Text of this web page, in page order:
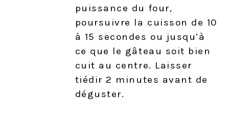
puissance du four,
poursuivre la cuisson de 10
à 15 secondes ou jusqu’à
ce que le gâteau soit bien
cuit au centre. Laisser
tiédir 2 minutes avant de
déguster.